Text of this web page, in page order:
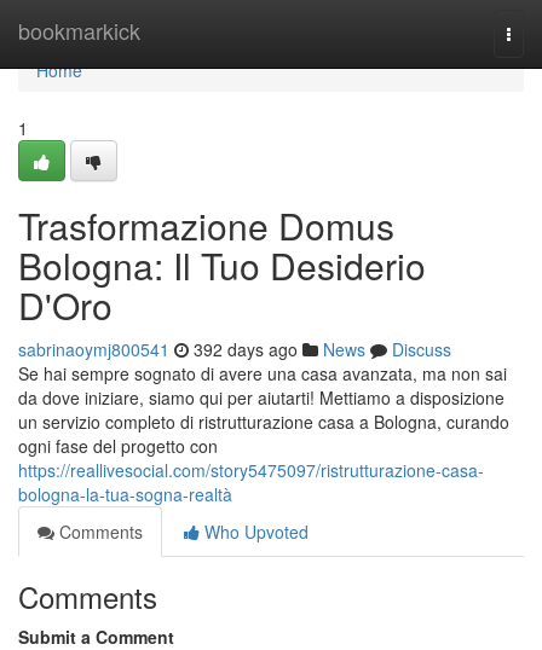
bookmarkick
Home
Home
1
Trasformazione Domus
Bologna: Il Tuo Desiderio
D'Oro
sabrinaoymj800541 392 days ago News
Discuss
Se hai sempre sognato di avere una casa avanzata, ma non sai
da dove iniziare, siamo qui per aiutarti! Mettiamo a disposizione
un servizio completo di ristrutturazione casa a Bologna, curando
ogni fase del progetto con
https://reallivesocial.com/story5475097/ristrutturazione-casa-
bologna-la-tua-sogna-realtà
Comments
Who Upvoted
Comments
Submit a Comment